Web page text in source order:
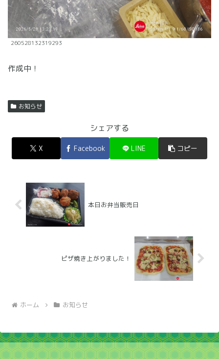
260528132319293
作成中！
お知らせ
シェアする
X Facebook LINE コピー
本日お弁当販売日
ピザ焼き上がりました！
ホーム お知らせ